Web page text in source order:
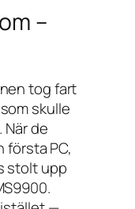
–
tog fart
skulle
När de
första PC,
stolt upp